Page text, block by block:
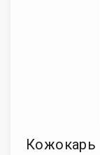
Кожокарь